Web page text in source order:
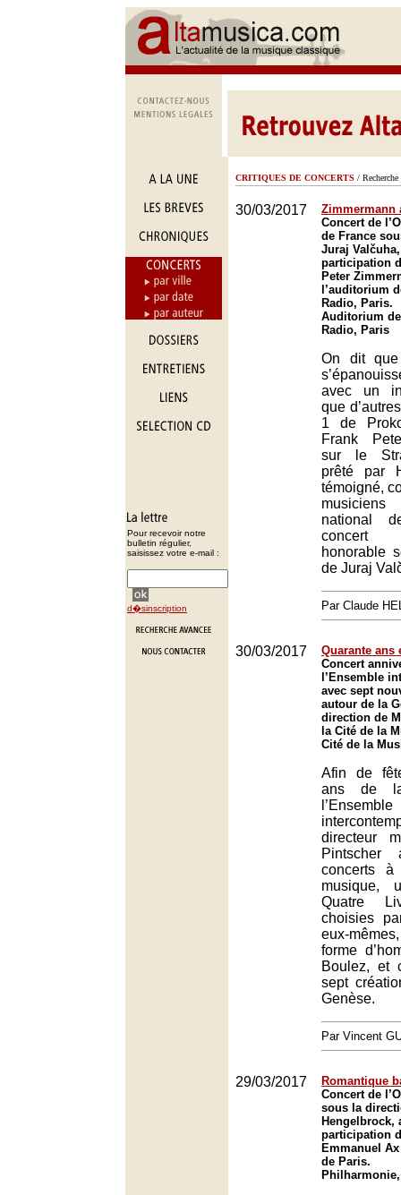
Pour recevoir notre
bulletin régulier,
saisissez votre e-mail :
d�sinscription
CRITIQUES DE CONCERTS / Recherche
30/03/2017
Zimmermann
Concert de
de France
Juraj
participation
Peter
l’auditorium
Radio, Paris.
Auditorium
Radio, Paris
On dit
avec un
que
1 de
Frank
sur le
prêté par
témoigné,
musiciens
national
concert
honorable
de Juraj
Par Claude
30/03/2017
Quarante ans
Concert
l’Ensemble
avec sept
autour de la
direction de
la Cité de la
Cité de la
Afin de
ans de
l’Ensemble
directeur
concerts
musique,
Quatre
choisies
eux-
forme
Boulez, et
sept
Genèse.
Par Vincent
29/03/2017
Romantique
Concert de
sous la
Hengelbrock,
participation
Emmanuel
de Paris.